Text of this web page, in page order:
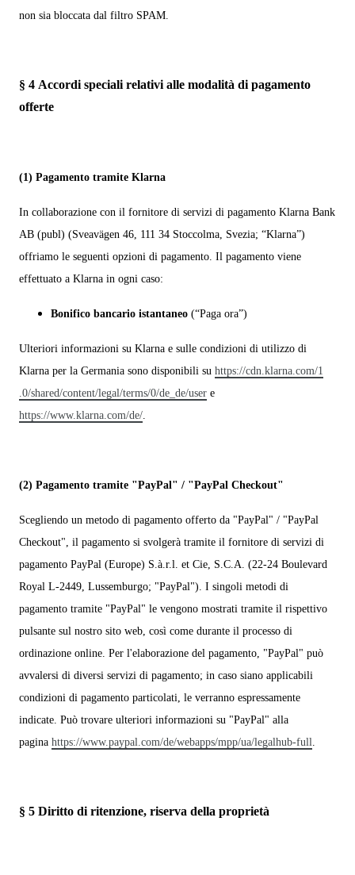
non sia bloccata dal filtro SPAM.
§ 4 Accordi speciali relativi alle modalità di pagamento
offerte
(1) Pagamento tramite Klarna
In collaborazione con il fornitore di servizi di pagamento Klarna Bank
AB (publ) (Sveavägen 46, 111 34 Stoccolma, Svezia; “Klarna”)
offriamo le seguenti opzioni di pagamento. Il pagamento viene
effettuato a Klarna in ogni caso:
Bonifico bancario istantaneo (“Paga ora”)
Ulteriori informazioni su Klarna e sulle condizioni di utilizzo di
Klarna per la Germania sono disponibili su https://cdn.klarna.com/1
.0/shared/content/legal/terms/0/de_de/user e
https://www.klarna.com/de/.
(2) Pagamento tramite "PayPal" / "PayPal Checkout"
Scegliendo un metodo di pagamento offerto da "PayPal" / "PayPal
Checkout", il pagamento si svolgerà tramite il fornitore di servizi di
pagamento PayPal (Europe) S.à.r.l. et Cie, S.C.A. (22-24 Boulevard
Royal L-2449, Lussemburgo; "PayPal"). I singoli metodi di
pagamento tramite "PayPal" le vengono mostrati tramite il rispettivo
pulsante sul nostro sito web, così come durante il processo di
ordinazione online. Per l'elaborazione del pagamento, "PayPal" può
avvalersi di diversi servizi di pagamento; in caso siano applicabili
condizioni di pagamento particolati, le verranno espressamente
indicate. Può trovare ulteriori informazioni su "PayPal" alla
pagina https://www.paypal.com/de/webapps/mpp/ua/legalhub-full.
§ 5 Diritto di ritenzione, riserva della proprietà